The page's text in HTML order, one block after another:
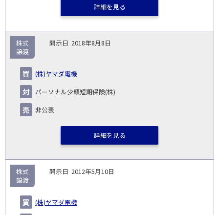
詳細を見る
2018年8月8日
(株)ヤマダ電機
パーソナル少額短期保険(株)
非公表
株式
譲渡
詳細を見る
2012年5月10日
(株)ヤマダ電機
株式
譲渡